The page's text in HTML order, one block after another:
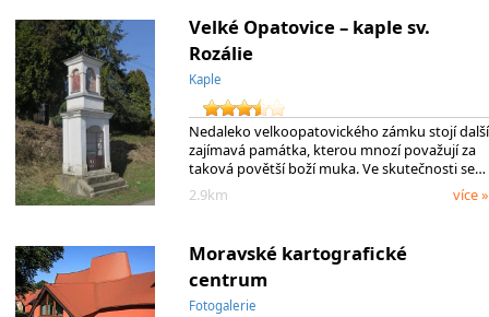
Velké Opatovice – kaple sv.
Rozálie
Kaple
Nedaleko velkoopatovického zámku stojí další
zajímavá památka, kterou mnozí považují za
taková povětší boží muka. Ve skutečnosti se…
2.9km
více »
Moravské kartografické
centrum
Fotogalerie